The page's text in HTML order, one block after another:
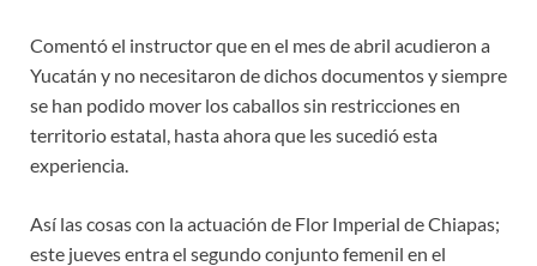
Comentó el instructor que en el mes de abril acudieron a
Yucatán y no necesitaron de dichos documentos y siempre
se han podido mover los caballos sin restricciones en
territorio estatal, hasta ahora que les sucedió esta
experiencia.
Así las cosas con la actuación de Flor Imperial de Chiapas;
este jueves entra el segundo conjunto femenil en el